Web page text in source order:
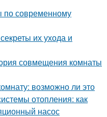
современному
их ухода и
совмещения комнаты
возможно ли это
отопления: как
насос